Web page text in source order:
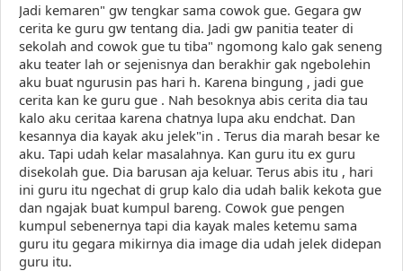
Jadi kemaren" gw tengkar sama cowok gue. Gegara gw
cerita ke guru gw tentang dia. Jadi gw panitia teater di
sekolah and cowok gue tu tiba" ngomong kalo gak seneng
aku teater lah or sejenisnya dan berakhir gak ngebolehin
aku buat ngurusin pas hari h. Karena bingung , jadi gue
cerita kan ke guru gue . Nah besoknya abis cerita dia tau
kalo aku ceritaa karena chatnya lupa aku endchat. Dan
kesannya dia kayak aku jelek"in . Terus dia marah besar ke
aku. Tapi udah kelar masalahnya. Kan guru itu ex guru
disekolah gue. Dia barusan aja keluar. Terus abis itu , hari
ini guru itu ngechat di grup kalo dia udah balik kekota gue
dan ngajak buat kumpul bareng. Cowok gue pengen
kumpul sebenernya tapi dia kayak males ketemu sama
guru itu gegara mikirnya dia image dia udah jelek didepan
guru itu.